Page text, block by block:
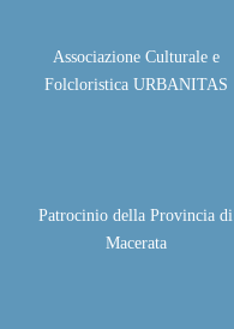
Associazione Culturale e
Folcloristica URBANITAS
Patrocinio della Provincia di
Macerata